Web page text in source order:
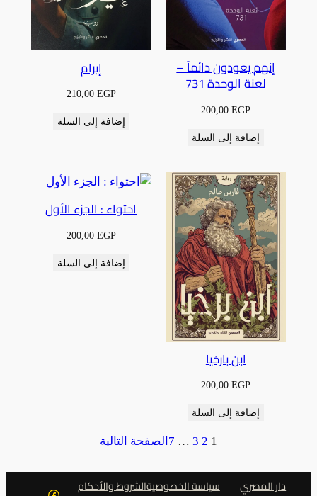
إنهم يعودون دائماً –
لعنة الوحدة 731
200,00EGP
إضافة إلى السلة
إيرام
210,00 EGP
إضافة إلى السلة
ابن بارخيا
200,00EGP
إضافة إلى السلة
احتواء : الجزء الأول
200,00 EGP
إضافة إلى السلة
1
2
3
…
7 الصفحة التالية
دار المصري
سياسة الخصوصيةالشروط والأحكام